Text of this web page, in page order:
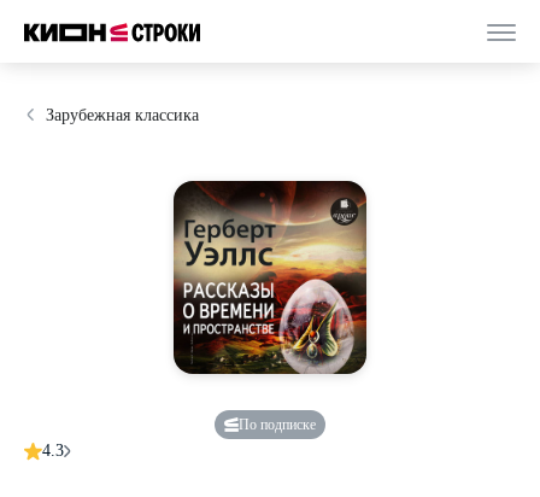
Зарубежная классика
По подписке
4.3